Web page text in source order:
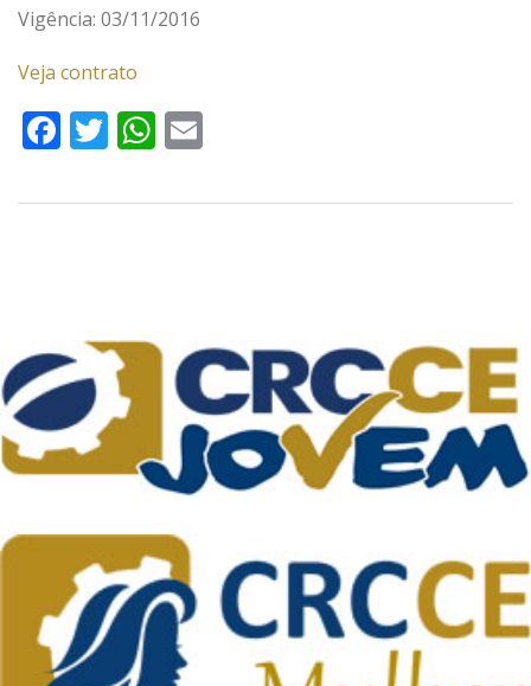
Vigência: 03/11/2016
Veja contrato
Facebook
TwitterWhatsApp